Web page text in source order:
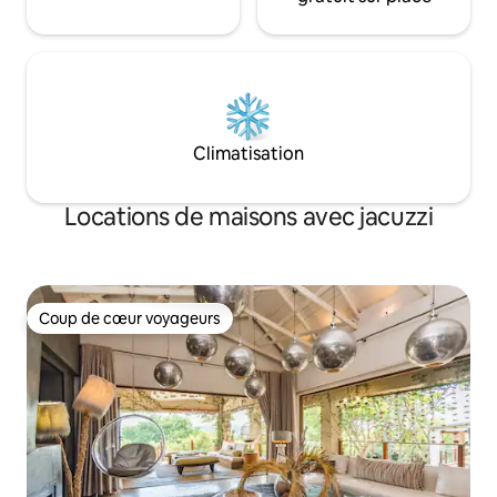
Climatisation
Locations de maisons avec jacuzzi
Coup de cœur voyageurs
Coup de cœur voyageurs